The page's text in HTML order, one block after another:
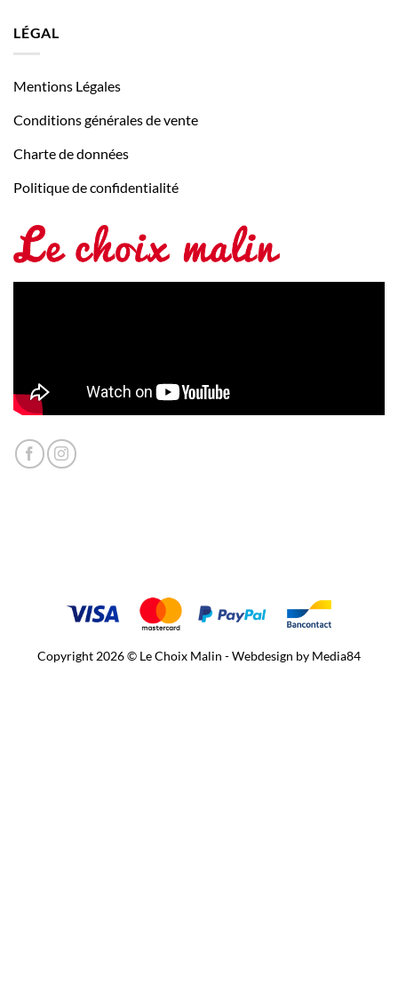
LÉGAL
Mentions Légales
Conditions générales de vente
Charte de données
Politique de confidentialité
Copyright 2026 © Le Choix Malin - Webdesign by Media84